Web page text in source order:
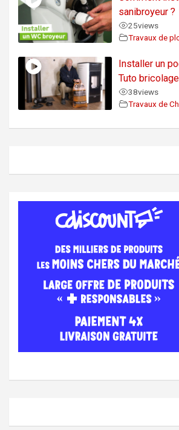
sanibroyeur ?
25views
Travaux de
Installer un
Tuto bricolage
38views
Travaux de